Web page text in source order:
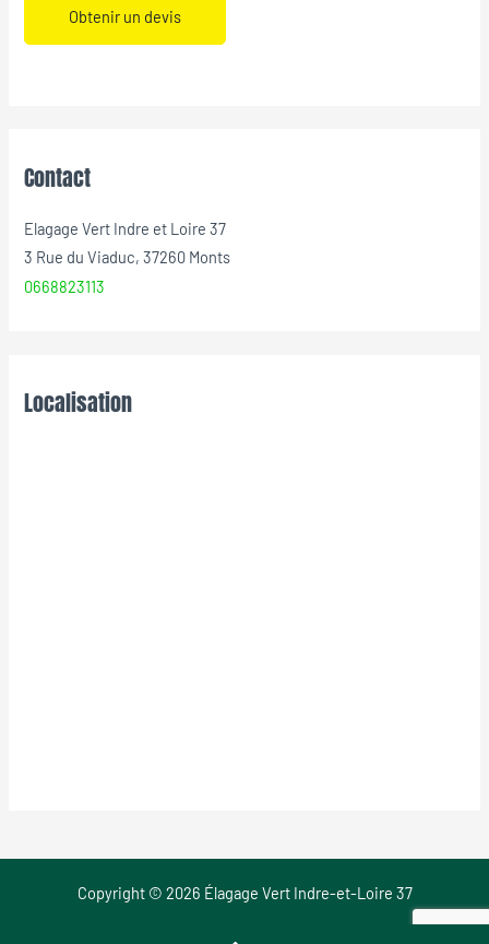
Obtenir un devis
Contact
Elagage Vert Indre et Loire 37
3 Rue du Viaduc, 37260 Monts
0668823113
Localisation
Copyright © 2026 Élagage Vert Indre-et-Loire 37